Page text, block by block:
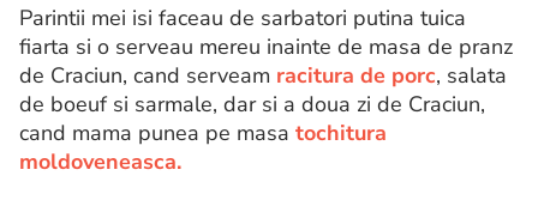
Parintii mei isi faceau de sarbatori putina tuica
fiarta si o serveau mereu inainte de masa de pranz
de Craciun, cand serveam racitura de porc, salata
de boeuf si sarmale, dar si a doua zi de Craciun,
cand mama punea pe masa tochitura
moldoveneasca.